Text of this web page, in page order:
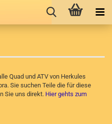
Quad und ATV von Herkules
Sie suchen Teile die für diese
Sie uns direkt. Hier gehts zum